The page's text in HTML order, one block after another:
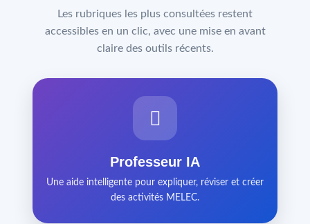
Les rubriques les plus consultées restent
accessibles en un clic, avec une mise en avant
claire des outils récents.
Professeur IA
Une aide intelligente pour expliquer, réviser et créer
des activités MELEC.